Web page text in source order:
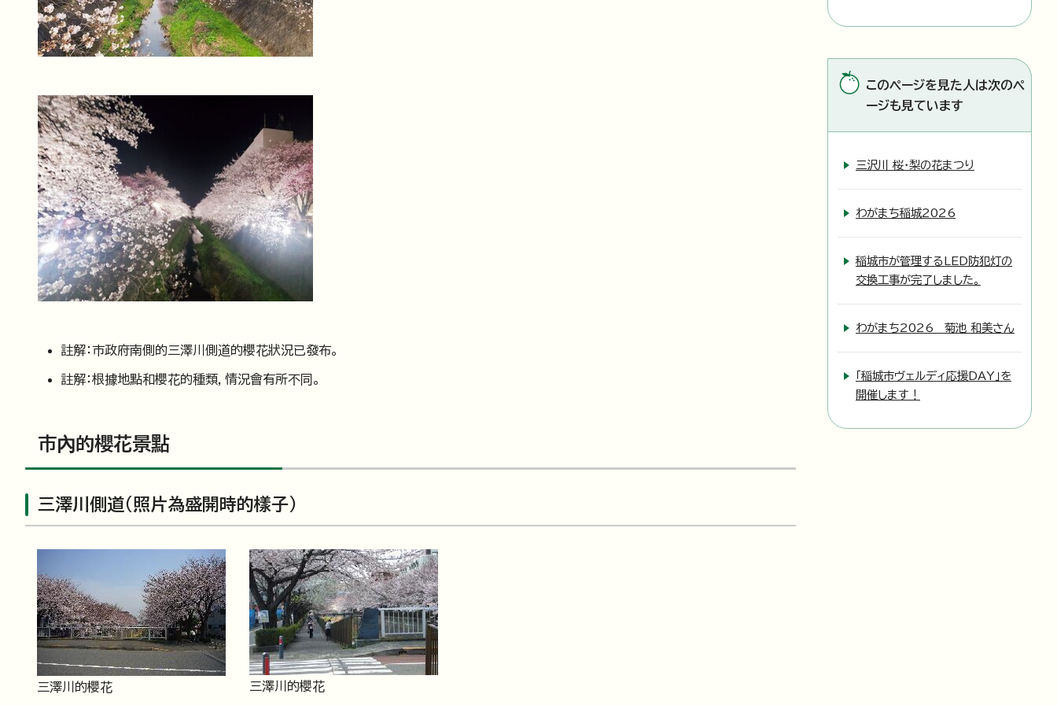
註解：市政府南側的三澤川側道的櫻花狀況已發布。
註解：根據地點和櫻花的種類，情況會有所不同。
市內的櫻花景點
三澤川側道（照片為盛開時的樣子）
三澤川的櫻花 三澤川的櫻花
このページを見た人は次のペ
ージも見ています
三沢川 桜・梨の花まつり
わがまち稲城2026
稲城市が管理するLED防犯灯の
交換工事が完了しました。
わがまち2026 菊池 和美さん
「稲城市ヴェルディ応援DAY」を
開催します！